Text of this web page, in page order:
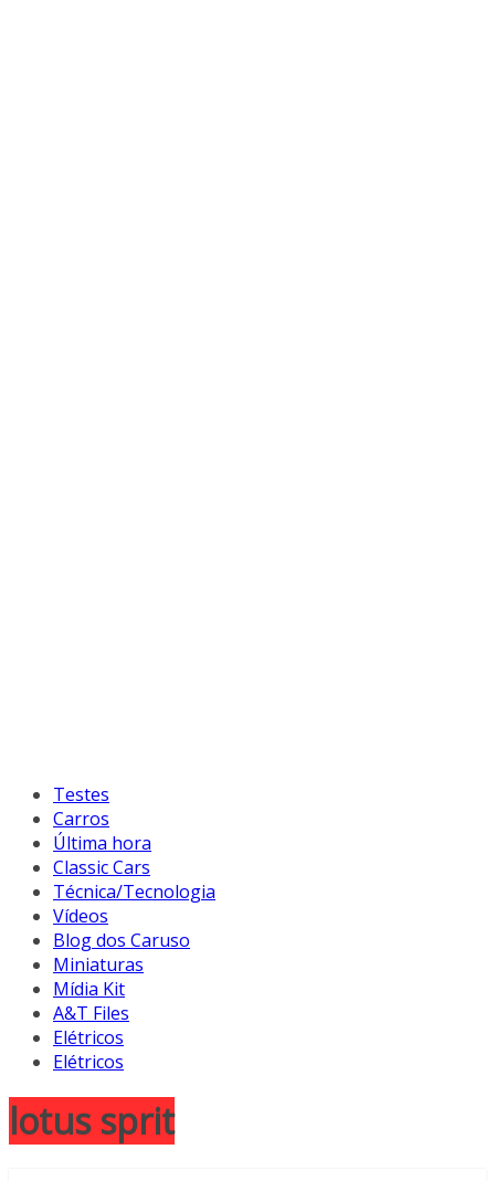
Testes
Carros
Última hora
Classic Cars
Técnica/Tecnologia
Vídeos
Blog dos Caruso
Miniaturas
Mídia Kit
A&T Files
Elétricos
Elétricos
lotus sprit